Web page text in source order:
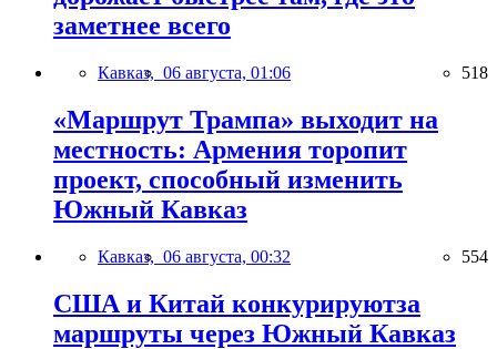
заметнее всего
Кавказ, 06 августа, 01:06 518
«Маршрут Трампа» выходит на
местность: Армения торопит
проект, способный изменить
Южный Кавказ
Кавказ, 06 августа, 00:32 554
США и Китай конкурируютза
маршруты через Южный Кавказ